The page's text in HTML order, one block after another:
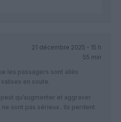
21 décembre 2025 - 15 h
55 min
les passagers sont allés
en soute.
qu’augmenter et aggraver
sont pas sérieux.. Ils perdent